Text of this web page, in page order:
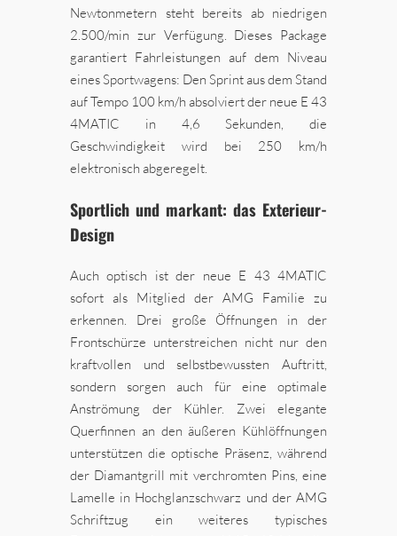
Newtonmetern steht bereits ab niedrigen
2.500/min zur Verfügung. Dieses Package
garantiert Fahrleistungen auf dem Niveau
eines Sportwagens: Den Sprint aus dem Stand
auf Tempo 100 km/h absolviert der neue E 43
4MATIC in 4,6 Sekunden, die
Geschwindigkeit wird bei 250 km/h
elektronisch abgeregelt.
Sportlich und markant: das Exterieur-
Design
Auch optisch ist der neue E 43 4MATIC
sofort als Mitglied der AMG Familie zu
erkennen. Drei große Öffnungen in der
Frontschürze unterstreichen nicht nur den
kraftvollen und selbstbewussten Auftritt,
sondern sorgen auch für eine optimale
Anströmung der Kühler. Zwei elegante
Querfinnen an den äußeren Kühlöffnungen
unterstützen die optische Präsenz, während
der Diamantgrill mit verchromten Pins, eine
Lamelle in Hochglanzschwarz und der AMG
Schriftzug ein weiteres typisches